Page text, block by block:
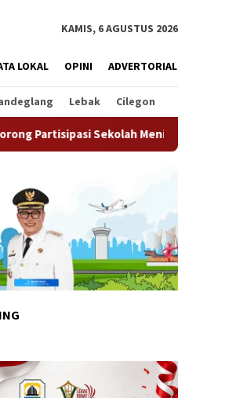
KAMIS, 6 AGUSTUS 2026
LOKAL OPINI ADVERTORIAL
Lebak Cilegon
Sekolah Meningkat